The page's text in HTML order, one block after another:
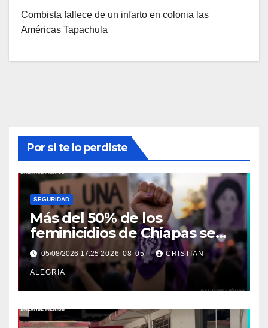
Combista fallece de un infarto en colonia las
Américas Tapachula
Por si te lo perdiste
SEGURIDAD
Más del 50% de los
feminicidios de Chiapas se
concentran en la Costa-
Soconusco
05/08/2026 17:252026-08-05 CRISTIAN
ALEGRIA